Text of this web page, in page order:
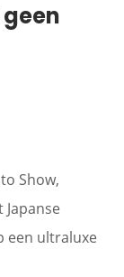
geen
Show,
een ultraluxe